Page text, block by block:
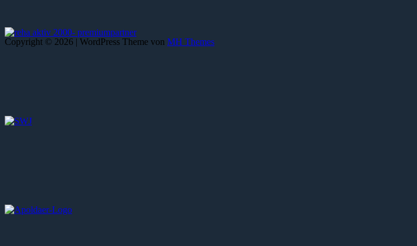
Copyright © 2026 | WordPress Theme von MH Themes